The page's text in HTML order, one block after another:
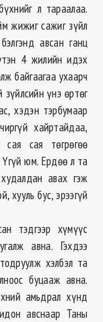
л тараалаа.
жижиг сажиг зүйл
авсан ганц
4 жилийн идэх
байгаагаа ухаарч
үнэ өртөг
хэдэн тэрбумаар
хайртайдаа,
сая төгрөгөө
юм. Ердөө л та
авах гэж
хууль бус, эрээгүй
тэдгээр хүмүүс
авна. Гэхдээ
хэлбэл та
буцааж авна.
амьдрал хүнд
авснаар Таны